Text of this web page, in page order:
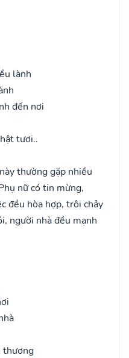
lành
đến nơi
tươi..
thường gặp nhiều
nữ có tin mừng,
đều hòa hợp, trôi chảy
người nhà đều mạnh
thương